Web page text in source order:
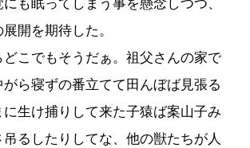
も眠ってしまう事を懸念しつつ、
開を期待した。
どこでもそうだぁ。祖父さんの家で
がら寝ずの番立てて田んぼば見張る
生け捕りして来た子猿ば案山子み
るしたりしてな、他の獣たちが人